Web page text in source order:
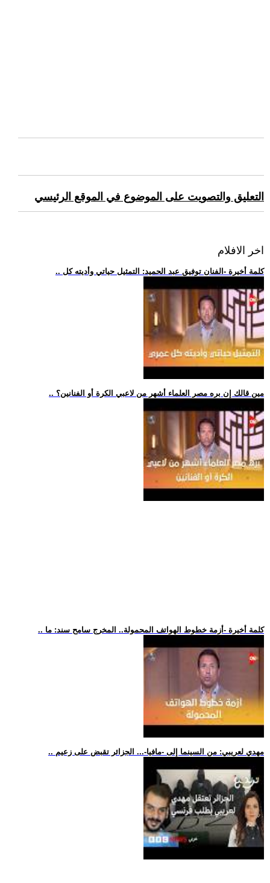
التعليق والتصويت على الموضوع في الموقع الرئيسي
اخر الافلام
.. كلمة أخيرة -الفنان توفيق عبد الحميد: التمثيل حياتي وأديته كل
.. مين قالك إن بره مصر العلماء أشهر من لاعبي الكرة أو الفنانين؟
.. كلمة أخيرة -أزمة خطوط الهواتف المحمولة.. المخرج سامح سند: ما
.. مهدي لعريبي: من السينما إلى -مافيا-... الجزائر تقبض على زعيم